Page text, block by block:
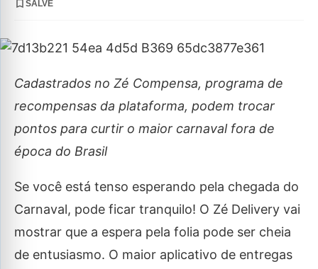
SALVE
Cadastrados no Zé Compensa, programa de
recompensas da plataforma, podem trocar
pontos para curtir o maior carnaval fora de
época do Brasil
Se você está tenso esperando pela chegada do
Carnaval, pode ficar tranquilo! O Zé Delivery vai
mostrar que a espera pela folia pode ser cheia
de entusiasmo. O maior aplicativo de entregas